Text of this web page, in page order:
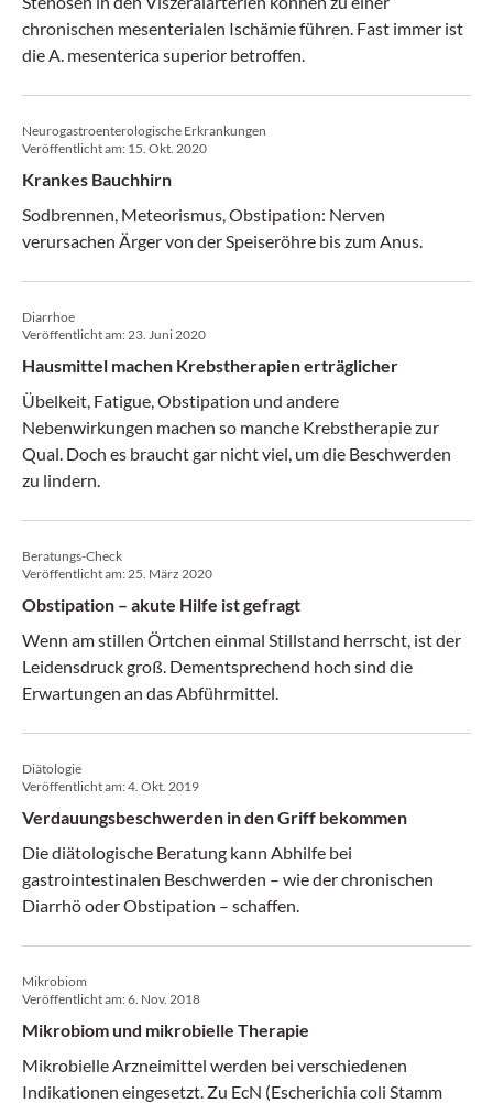
chronischen mesenterialen Ischämie führen. Fast immer ist
die A. mesenterica superior betroffen.
Neurogastroenterologische Erkrankungen
Veröffentlicht am: 15. Okt. 2020
Krankes Bauchhirn
Sodbrennen, Meteorismus, Obstipation: Nerven
verursachen Ärger von der Speiseröhre bis zum Anus.
Diarrhoe
Veröffentlicht am:23. Juni 2020
Hausmittel machen Krebstherapien erträglicher
Übelkeit, Fatigue, Obstipation und andere
Nebenwirkungen machen so manche Krebstherapie zur
Qual. Doch es braucht gar nicht viel, um die Beschwerden
zu lindern.
Beratungs-Check
Veröffentlicht am:25. März 2020
Obstipation – akute Hilfe ist gefragt
Wenn am stillen Örtchen einmal Stillstand herrscht, ist der
Leidensdruck groß. Dementsprechend hoch sind die
Erwartungen an das Abführmittel.
Diätologie
Veröffentlicht am:4. Okt. 2019
Verdauungsbeschwerden in den Griff bekommen
Die diätologische Beratung kann Abhilfe bei
gastrointestinalen Beschwerden – wie der chronischen
Diarrhö oder Obstipation – schaffen.
Mikrobiom
Veröffentlicht am:6. Nov. 2018
Mikrobiom und mikrobielle Therapie
Mikrobielle Arzneimittel werden bei verschiedenen
Indikationen eingesetzt. Zu EcN (Escherichia coli Stamm